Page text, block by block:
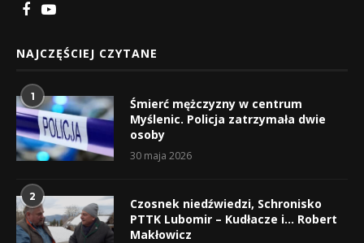
NAJCZĘŚCIEJ CZYTANE
1
Śmierć mężczyzny w centrum
Myślenic. Policja zatrzymała dwie
osoby
30 maja 2026
2
Czosnek niedźwiedzi, Schronisko
PTTK Lubomir – Kudłacze i… Robert
Makłowicz